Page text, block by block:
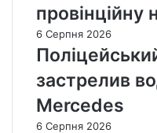
провінційну
6 Серпня 2026
застрелив
Mercedes
6 Серпня 2026